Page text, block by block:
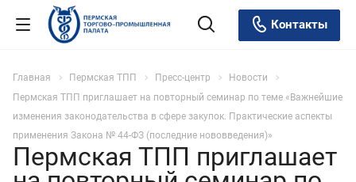
Контакты
Главная Пермская ТПП Пресс-центр
Новости
Пермская ТПП приглашает на повторный семинар по теме «Важнейшие
изменения законодательства в сфере закупок. Практические аспекты
применения Закона № 44-ФЗ (последние нововведения)»
Пермская ТПП приглашает